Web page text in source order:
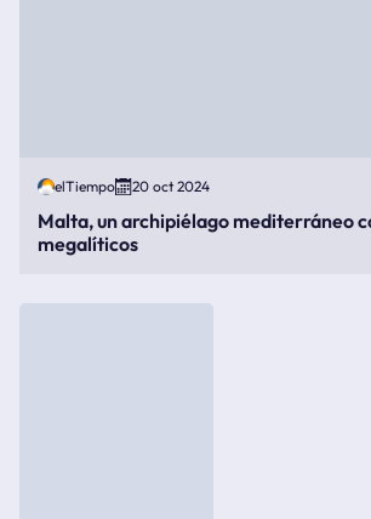
elTiempo 20 oct 2024
Malta, un archipiélago mediterráneo
megalíticos